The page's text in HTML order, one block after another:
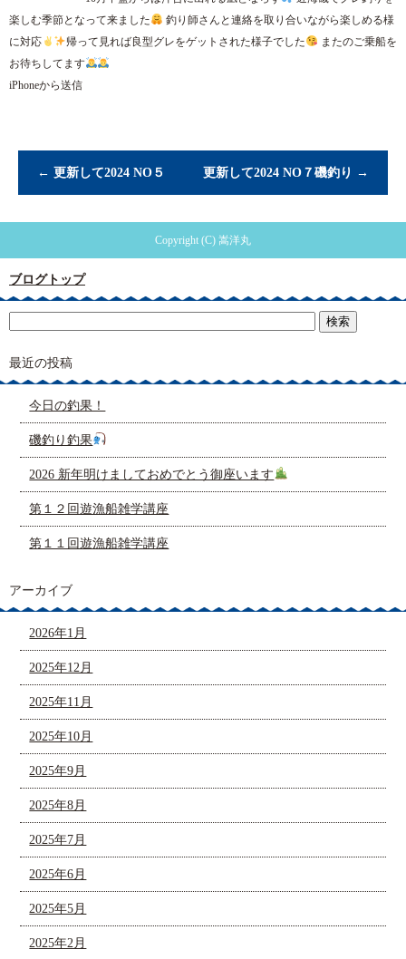
楽しむ季節となって来ました
釣り師さんと連絡を取り合いながら楽しめる様
に対応
帰って見れば良型グレをゲットされた様子でした
またのご乗船を
お待ちしてます
iPhoneから送信
← 更新して2024 NO５ 更新して2024 NO７磯釣り →
Copyright (C) 嵩洋丸
ブログトップ
最近の投稿
今日の釣果！
磯釣り釣果
2026 新年明けましておめでとう御座います
第１２回遊漁船雑学講座
第１１回遊漁船雑学講座
アーカイブ
2026年1月
2025年12月
2025年11月
2025年10月
2025年9月
2025年8月
2025年7月
2025年6月
2025年5月
2025年2月